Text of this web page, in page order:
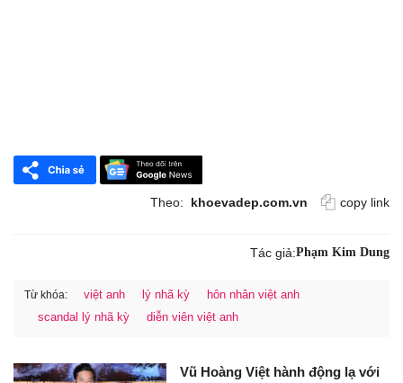
Theo: khoevadep.com.vn copy link
Tác giả:Phạm Kim Dung
Từ khóa: việt anh lý nhã kỳ
hôn nhân việt anh
scandal lý nhã kỳ
diễn viên việt anh
Vũ Hoàng Việt hành động lạ với